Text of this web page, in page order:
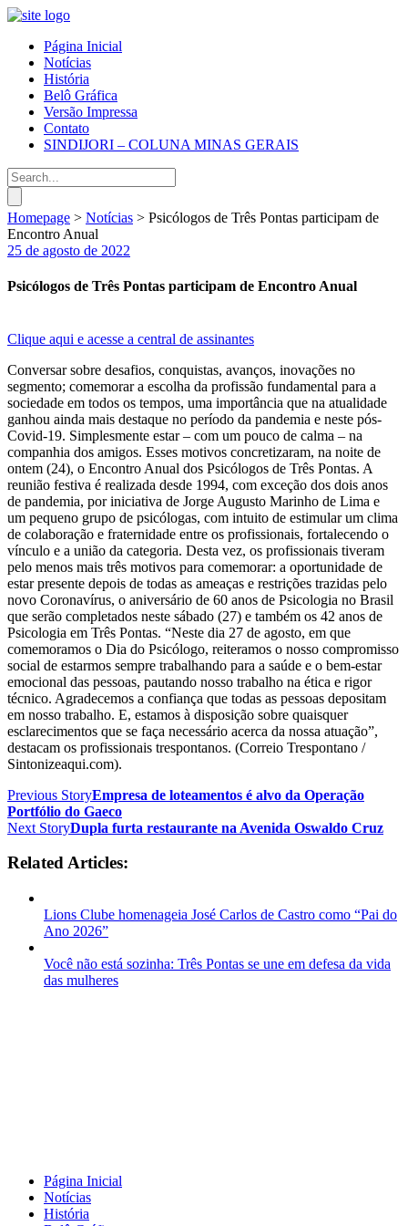
Página Inicial
Notícias
História
Belô Gráfica
Versão Impressa
Contato
SINDIJORI – COLUNA MINAS GERAIS
Homepage > Notícias > Psicólogos de Três Pontas participam de
Encontro Anual
25 de agosto de 2022
Psicólogos de Três Pontas participam de Encontro Anual
Clique aqui e acesse a central de assinantes
Conversar sobre desafios, conquistas, avanços, inovações no
segmento; comemorar a escolha da profissão fundamental para a
sociedade em todos os tempos, uma importância que na atualidade
ganhou ainda mais destaque no período da pandemia e neste pós-
Covid-19. Simplesmente estar – com um pouco de calma – na
companhia dos amigos. Esses motivos concretizaram, na noite de
ontem (24), o Encontro Anual dos Psicólogos de Três Pontas. A
reunião festiva é realizada desde 1994, com exceção dos dois anos
de pandemia, por iniciativa de Jorge Augusto Marinho de Lima e
um pequeno grupo de psicólogas, com intuito de estimular um clima
de colaboração e fraternidade entre os profissionais, fortalecendo o
vínculo e a união da categoria. Desta vez, os profissionais tiveram
pelo menos mais três motivos para comemorar: a oportunidade de
estar presente depois de todas as ameaças e restrições trazidas pelo
novo Coronavírus, o aniversário de 60 anos de Psicologia no Brasil
que serão completados neste sábado (27) e também os 42 anos de
Psicologia em Três Pontas. “Neste dia 27 de agosto, em que
comemoramos o Dia do Psicólogo, reiteramos o nosso compromisso
social de estarmos sempre trabalhando para a saúde e o bem-estar
emocional das pessoas, pautando nosso trabalho na ética e rigor
técnico. Agradecemos a confiança que todas as pessoas depositam
em nosso trabalho. E, estamos à disposição sobre quaisquer
esclarecimentos que se faça necessário acerca da nossa atuação”,
destacam os profissionais trespontanos. (Correio Trespontano /
Sintonizeaqui.com).
Previous StoryEmpresa de loteamentos é alvo da Operação
Portfólio do Gaeco
Next StoryDupla furta restaurante na Avenida Oswaldo Cruz
Related Articles:
Lions Clube homenageia José Carlos de Castro como “Pai do
Ano 2026”
Você não está sozinha: Três Pontas se une em defesa da vida
das mulheres
Página Inicial
Notícias
História